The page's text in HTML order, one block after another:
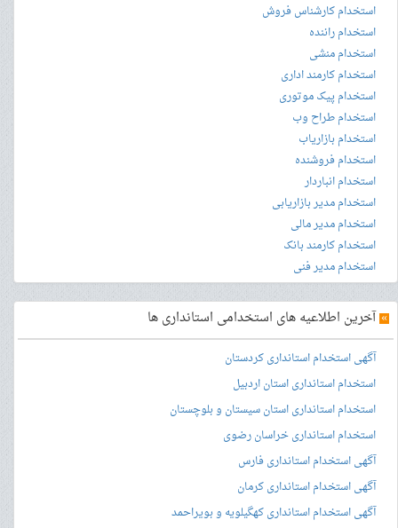
استخدام کارشناس فروش
استخدام راننده
استخدام منشی
استخدام کارمند اداری
استخدام پیک موتوری
استخدام طراح وب
استخدام بازاریاب
استخدام فروشنده
استخدام انباردار
استخدام مدیر بازاریابی
استخدام مدیر مالی
استخدام کارمند بانک
استخدام مدیر فنی
»آخرین اطلاعیه های استخدامی استانداری ها
آگهی استخدام استانداری کردستان
استخدام استانداری استان اردبیل
استخدام استانداری استان سیستان و بلوچستان
استخدام استانداری خراسان رضوی
آگهی استخدام استانداری فارس
آگهی استخدام استانداری کرمان
آگهی استخدام استانداری کهگیلویه و بویراحمد